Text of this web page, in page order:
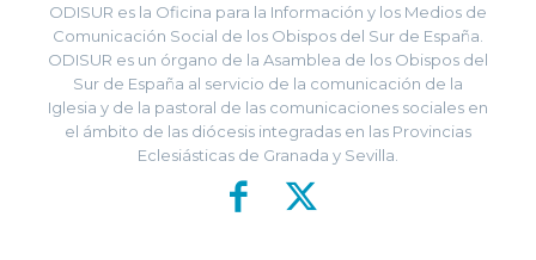
ODISUR es la Oficina para la Información y los Medios de
Comunicación Social de los Obispos del Sur de España.
ODISUR es un órgano de la Asamblea de los Obispos del
Sur de España al servicio de la comunicación de la
Iglesia y de la pastoral de las comunicaciones sociales en
el ámbito de las diócesis integradas en las Provincias
Eclesiásticas de Granada y Sevilla.